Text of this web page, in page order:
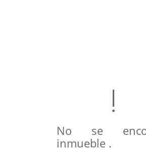
No se
inmueble .